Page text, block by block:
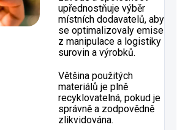
upřednostňuje výběr
místních dodavatelů, aby
se optimalizovaly emise
z manipulace a logistiky
surovin a výrobků.
Většina použitých
materiálů je plně
recyklovatelná, pokud je
správně a zodpovědně
zlikvidována.